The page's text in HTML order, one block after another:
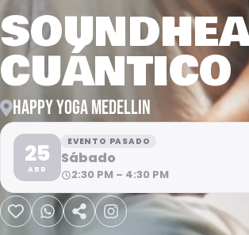
CUÁNTICO
HAPPY YOGA MEDELLIN
25
ABR
EVENTO PASADO
Sábado
2:30 PM – 4:30 PM